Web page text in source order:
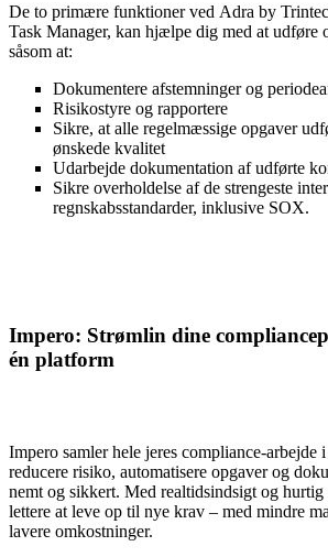
De to primære funktioner ved Adra by
Task Manager, kan hjælpe dig med at udføre
såsom at:
Dokumentere afstemninger og
Risikostyre og rapportere
Sikre, at alle regelmæssige opgaver
ønskede kvalitet
Udarbejde dokumentation af udførte
Sikre overholdelse af de strengeste
regnskabsstandarder, inklusive SOX.
Impero: Strømlin dine comp
én platform
Impero samler hele jeres compliance-arbejde
reducere risiko, automatisere opgaver og
nemt og sikkert. Med realtidsindsigt og
lettere at leve op til nye krav – med mindre
lavere omkostninger.